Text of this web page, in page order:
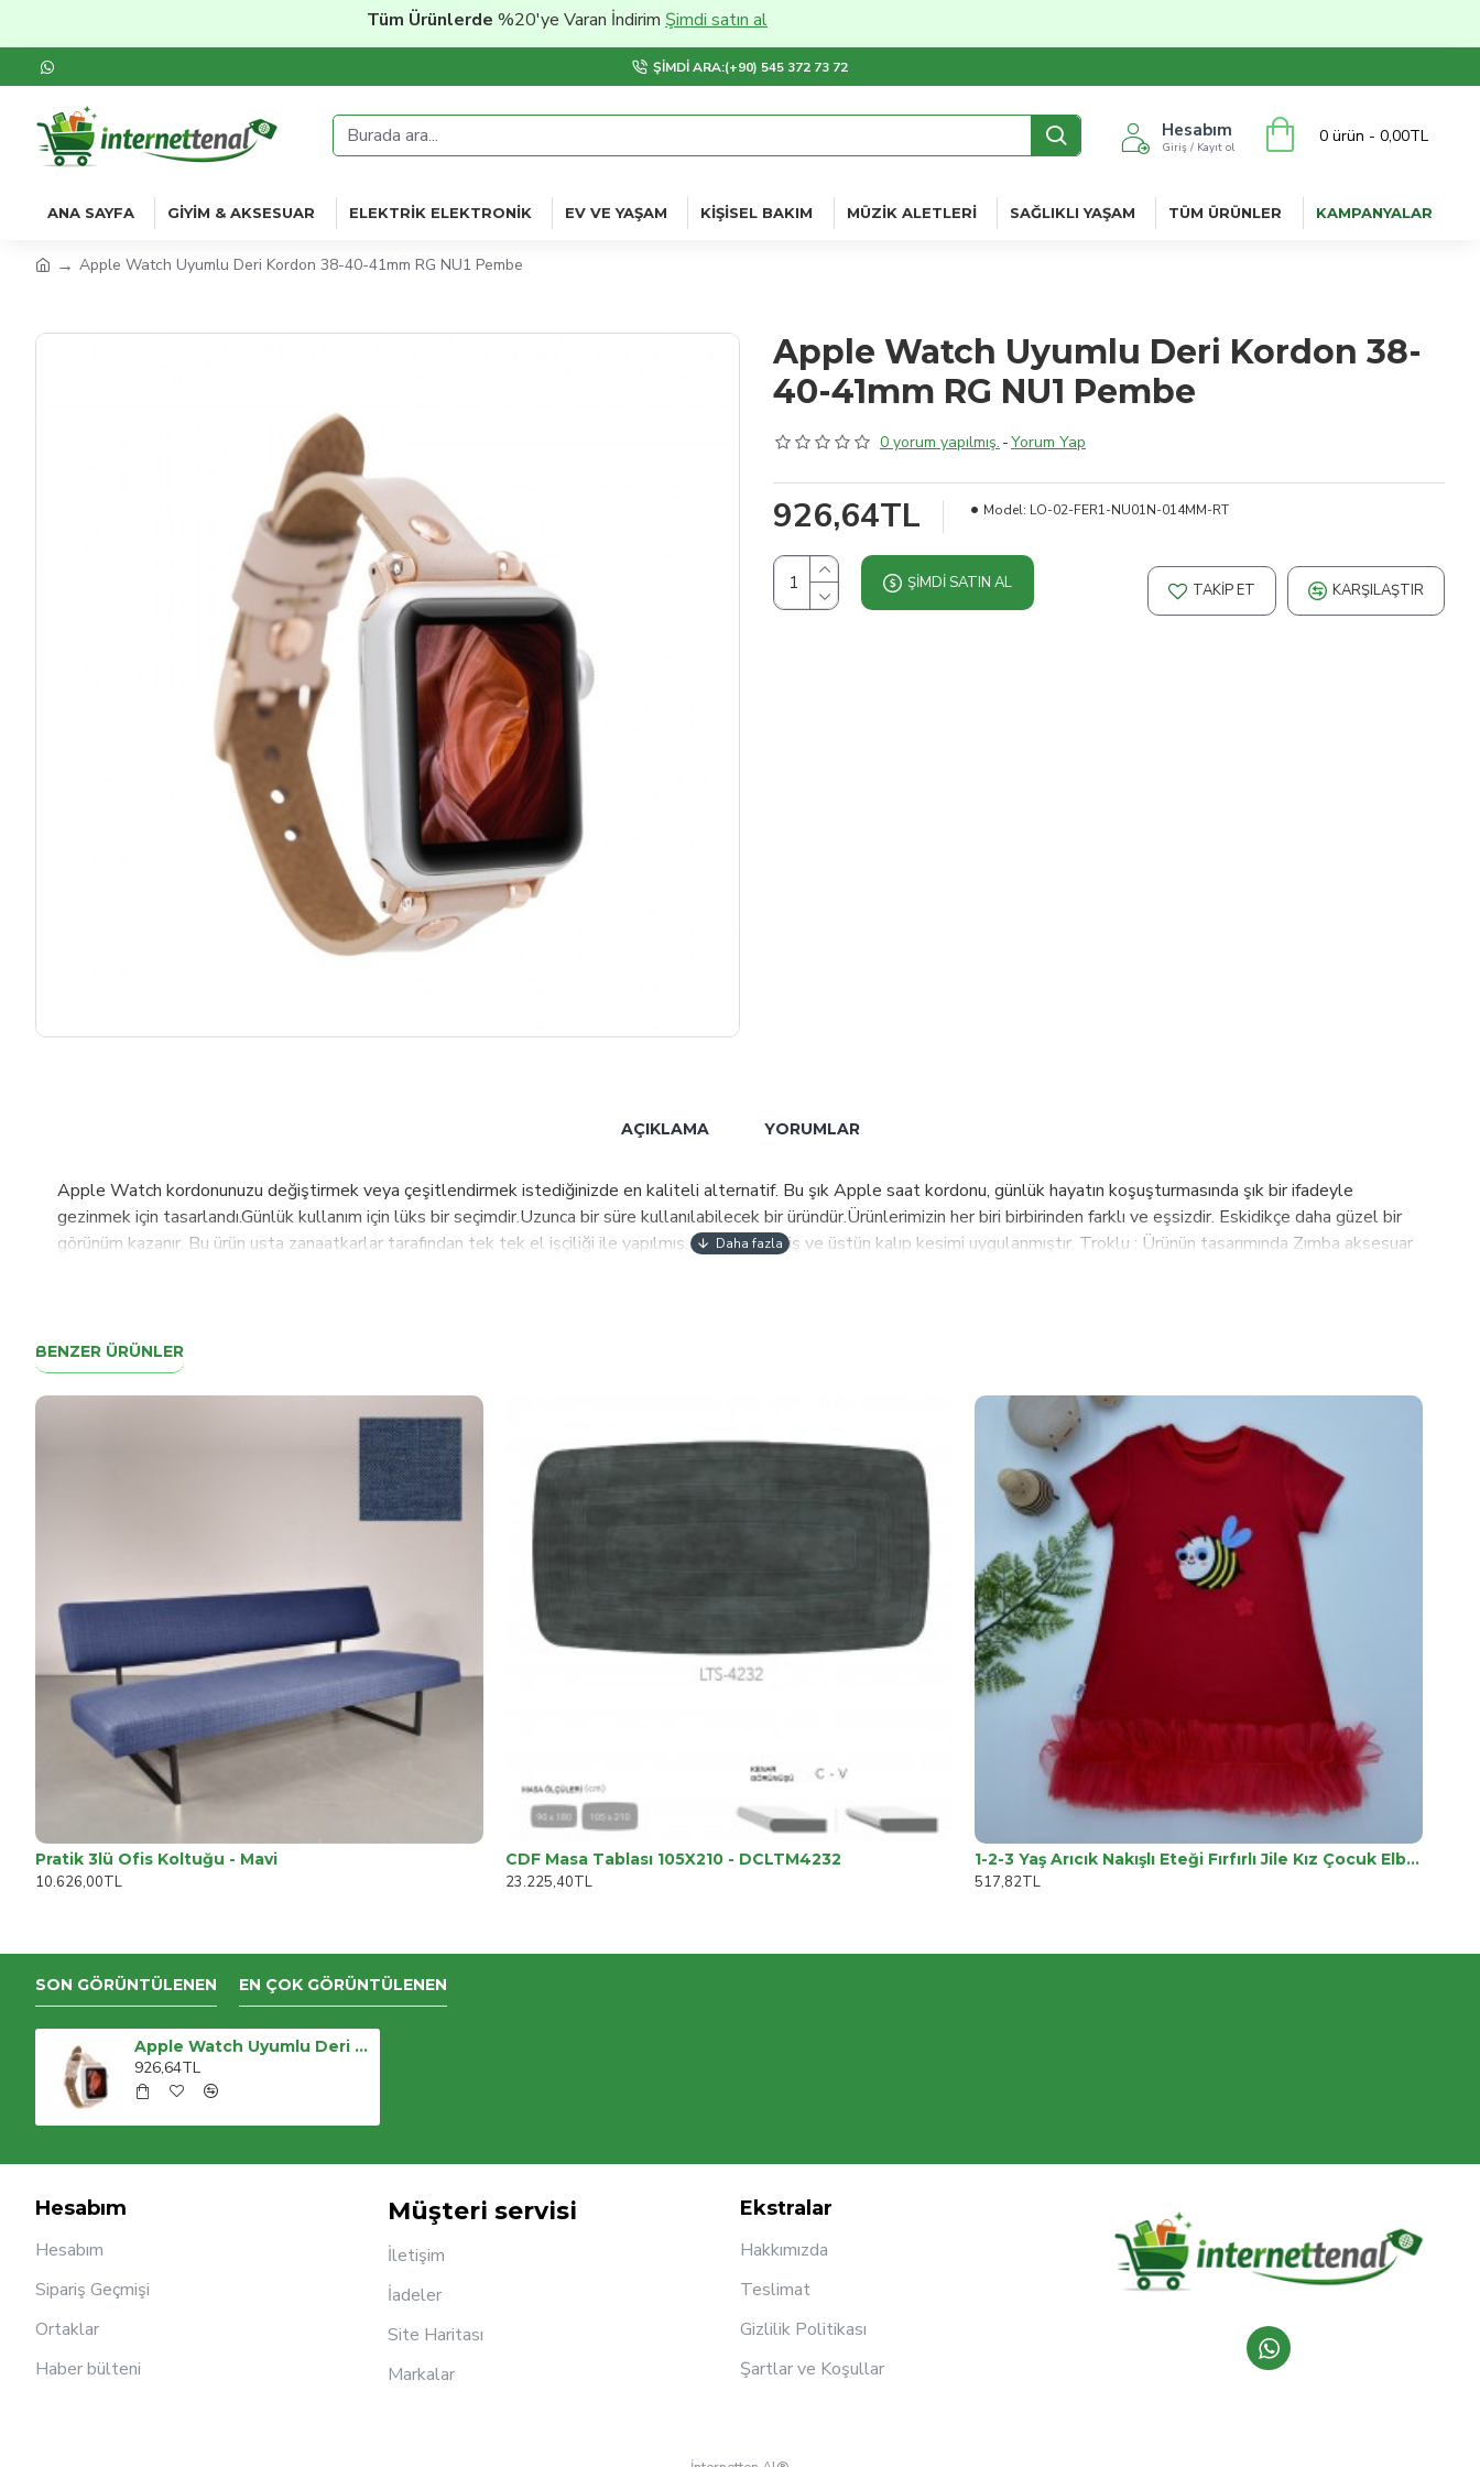
Tüm Ürünlerde%20'ye Varan İndirimŞimdi satın al
ŞIMDI ARA:(+90) 545 372 73 72
Hesabım
Giriş / Kayıt ol
0 ürün - 0,00TL
ANA SAYFA GIYIM & AKSESUAR ELEKTRIK ELEKTRONIK EV VE YAŞAM KIŞISEL BAKIM MÜZIK ALETLERI SAĞLIKLI YAŞAM TÜM ÜRÜNLER KAMPANYALAR
Apple Watch Uyumlu Deri Kordon 38-40-41mm RG NU1 Pembe
Apple Watch Uyumlu Deri Kordon 38-
40-41mm RG NU1 Pembe
0 yorum yapılmış. -Yorum Yap
926,64TL Model: LO-02-FER1-NU01N-014MM-RT
ŞIMDI SATIN AL TAKIP ET KARŞILAŞTIR
AÇIKLAMA YORUMLAR
Apple Watch kordonunuzu değiştirmek veya çeşitlendirmek istediğinizde en kaliteli alternatif. Bu şık Apple saat kordonu, günlük hayatın koşuşturmasında şık bir ifadeyle
gezinmek için tasarlandı.Günlük kullanım için lüks bir seçimdir.Uzunca bir süre kullanılabilecek bir üründür.Ürünlerimizin her biri birbirinden farklı ve eşsizdir. Eskidikçe daha güzel bir
görünüm kazanır. Bu ürün usta zanaatkarlar tarafından tek tek el işçiliği ile yapılmış, dekoratif dikiş ve üstün kalıp kesimi uygulanmıştır. Troklu : Ürünün tasarımında Zımba aksesuar
:2003 yılından bu yana kazandığımız tecrübeyi, dünyada değişen standartlar ve ihtiyaçlar doğrultusunda ürünlerimize yansıtıp kalite ve müşteri memnuniyetini ön planda
tutmaktayız. Bu hedefleri sağlayabilmek için için tasarım, üretim ve paketleme süreçlerinin tamamı güncel ve en kabul edilebilir kalite-fiyat dengesinde planlanmaktadır.Sahip
olduğumuz PLM, Bouletta, Barchello, Burkley markalarımızla ürettiğimiz kumaş ve deri ürünlerimizi Dağıtıcı, Retail, E-Satış kanalları ile müşterilerimize ulaştırmaktayız. Almanya,
Amerika, Rusya, İngiltere, Hollanda, İsveç, İsviçre, Fas başta olmak üzere 42 ülkede satışlarımız devam etmekte 70 ülkeye ulaşmak için çalışmalarımız sürmektedir. Hedefimiz en
kısa sürede 100 ülkede aktif olarak ürünlerimizi müşterilerimizin beğenisine sunmaktır.
BENZER ÜRÜNLER
Pratik 3lü Ofis Koltuğu - Mavi
10.626,00TL
CDF Masa Tablası 105X210 - DCLTM4232
23.225,40TL
1-2-3 Yaş Arıcık Nakışlı Eteği Fırfırlı Jile Kız Çocuk Elbisesi
517,82TL
SON GÖRÜNTÜLENEN EN ÇOK GÖRÜNTÜLENEN
Apple Watch Uyumlu Deri Kordon 38-40-41mm RG NU1 Pembe
926,64TL
Hesabım
Hesabım
Sipariş Geçmişi
Ortaklar
Haber bülteni
Müşteri servisi
İletişim
İadeler
Site Haritası
Markalar
Ekstralar
Hakkımızda
Teslimat
Gizlilik Politikası
Şartlar ve Koşullar